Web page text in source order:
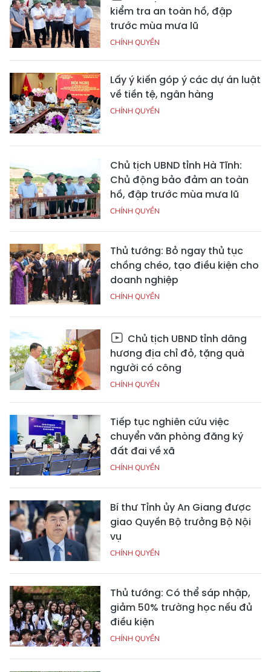
kiểm tra an toàn hồ, đập
trước mùa mưa lũ
CHÍNH QUYỀN
Lấy ý kiến góp ý các dự án luật
về tiền tệ, ngân hàng
CHÍNH QUYỀN
Chủ tịch UBND tỉnh Hà Tĩnh:
Chủ động bảo đảm an toàn
hồ, đập trước mùa mưa lũ
CHÍNH QUYỀN
Thủ tướng: Bỏ ngay thủ tục
chồng chéo, tạo điều kiện cho
doanh nghiệp
CHÍNH QUYỀN
Chủ tịch UBND tỉnh dâng
hương địa chỉ đỏ, tặng quà
người có công
CHÍNH QUYỀN
Tiếp tục nghiên cứu việc
chuyển văn phòng đăng ký
đất đai về xã
CHÍNH QUYỀN
Bí thư Tỉnh ủy An Giang được
giao Quyền Bộ trưởng Bộ Nội
vụ
CHÍNH QUYỀN
Thủ tướng: Có thể sáp nhập,
giảm 50% trường học nếu đủ
điều kiện
CHÍNH QUYỀN